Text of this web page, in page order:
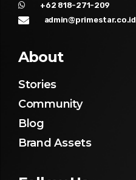
+62 818-271-209
admin@primestar.co.id
About
Stories
Community
Blog
Brand Assets